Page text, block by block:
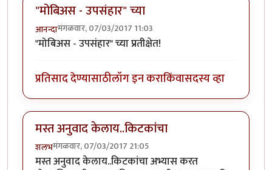
"मोबिअस - उपसंहार" च्या
आनन्दामंगळवार, 07/03/2017 11:03
"मोबिअस - उपसंहार" च्या प्रतीक्षेत!
प्रतिसाद देण्यासाठीलॉग इन कराकिंवासदस्य व्हा
मस्त अनुवाद केलाय..किटकांचा
शलभमंगळवार, 07/03/2017 21:05
मस्त अनुवाद केलाय..किटकांचा अभ्यास करत